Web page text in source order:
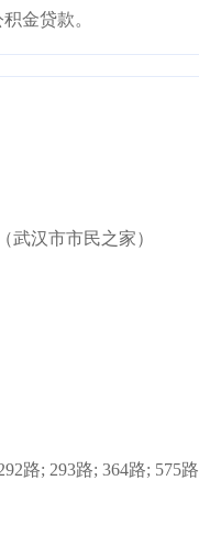
金贷款。
武汉市市民之家）
路; 293路; 364路; 575